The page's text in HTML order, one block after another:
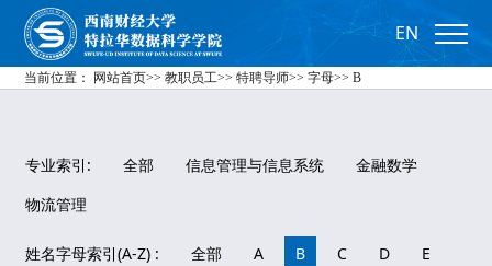
EN
当前位置： 网站首页>> 教职员工>> 特聘导师>> 字母>> B
专业索引: 全部 信息管理与信息系统
金融数学
物流管理
姓名字母索引(A-Z) : 全部 A B C D
E